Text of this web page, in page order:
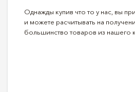
Однажды купив что то у нас, вы
и можете расчитывать на
большинство товаров из нашего